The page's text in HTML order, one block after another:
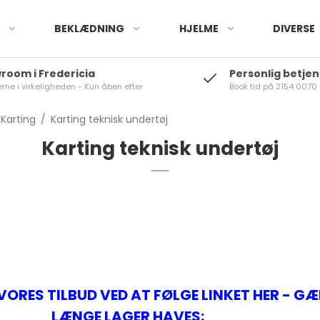
Visir
Banerace hjelme
Karting hjelme
Banerace
BEKLÆDNING
kørehandsker
Karting køresko
Banerace køresko
Karting undertøj
HJELME
hjelme
Banerace/rally hjelme
DIVERSE
Laptimere
-Sensorer
Andre produkter
i Fredericia
i virkeligheden - Kun åben efter
Personlig
Book tid på 2154 0070
Karting / Karting teknisk undertøj
Karting teknisk undertøj
TILBUD VED AT FØLGE LINKET HER -